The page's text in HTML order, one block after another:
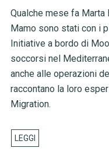
Qualche mese fa
Mamo sono stati con i
Initiative a bordo di
soccorsi nel
anche alle operazioni
raccontano la loro
Migration.